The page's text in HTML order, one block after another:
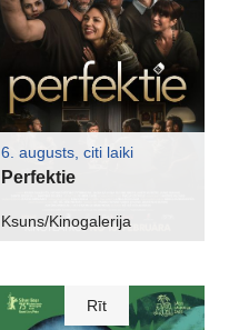
6. augusts, citi laiki
Perfektie
Ksuns/Kinogalerija
Rīt